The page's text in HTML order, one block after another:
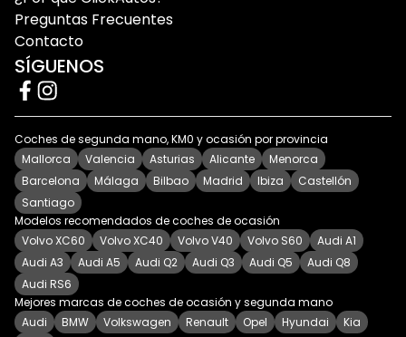
Preguntas Frecuentes
Contacto
SÍGUENOS
Coches de segunda mano, KM0 y ocasión por provincia
Mallorca
Valencia Asturias Alicante
Menorca
Barcelona
Málaga Bilbao Madrid Ibiza
Castellón
Santiago
Modelos recomendados de coches de ocasión
Volvo XC60
Volvo XC40 Volvo V40 Volvo S60
Audi A1
Audi A3
Audi A5 Audi Q2 Audi Q3 Audi Q5
Audi Q8
Audi RS6
Mejores marcas de coches de ocasión y segunda mano
Audi
BMW Volkswagen Renault Opel Hyundai
Kia